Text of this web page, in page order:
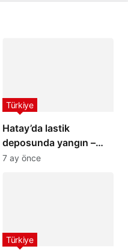
Hatay’da lastik
deposunda yangın –
Son Dakika Haberleri
Türkiye
7 ay önce
Türkiye